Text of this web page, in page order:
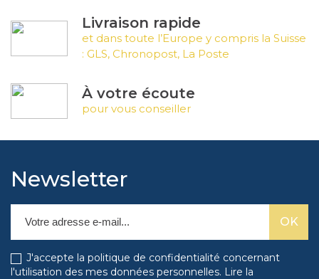
Livraison rapide
et dans toute l’Europe y compris la Suisse
: GLS, Chronopost, La Poste
À votre écoute
pour vous conseiller
Newsletter
J'accepte la politique de confidentialité concernant
l'utilisation des mes données personnelles. Lire la